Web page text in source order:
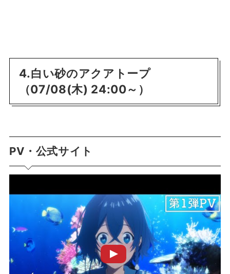
4.白い砂のアクアトープ
（07/08(木) 24:00～）
PV・公式サイト